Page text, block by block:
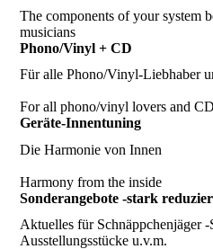
The components of your system
musicians
Phono/Vinyl + CD
Für alle Phono/Vinyl-Liebhaber
For all phono/vinyl lovers and
Geräte-Innentuning
Die Harmonie von Innen
Harmony from the inside
Sonderangebote -stark
Aktuelles für Schnäppchenjäger -
Ausstellungsstücke u.v.m.